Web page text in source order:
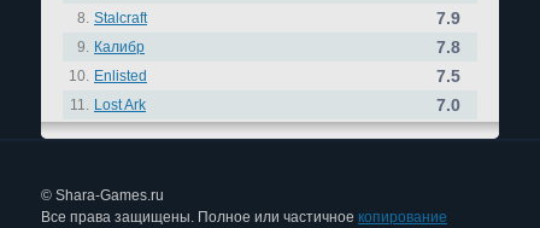
8. Stalcraft 7.9
9. Калибр 7.8
10. Enlisted 7.5
11. Lost Ark 7.0
© Shara-Games.ru
Все права защищены. Полное или частичное копирование